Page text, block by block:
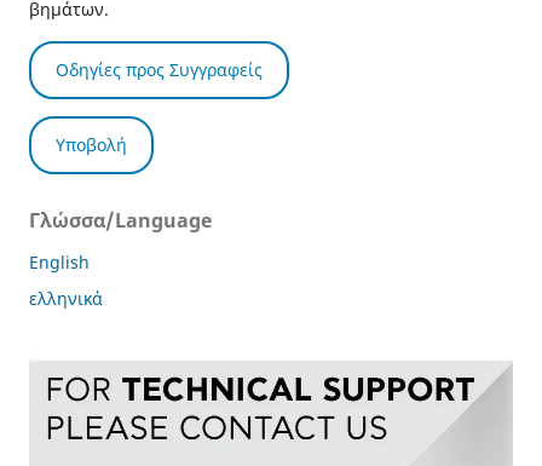
βημάτων.
Οδηγίες προς Συγγραφείς
Υποβολή
Γλώσσα/Language
English
ελληνικά